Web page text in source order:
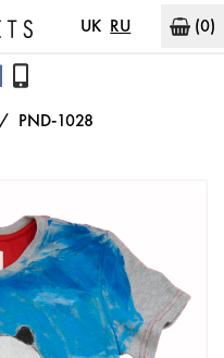
UK RU (0)
PND-1028